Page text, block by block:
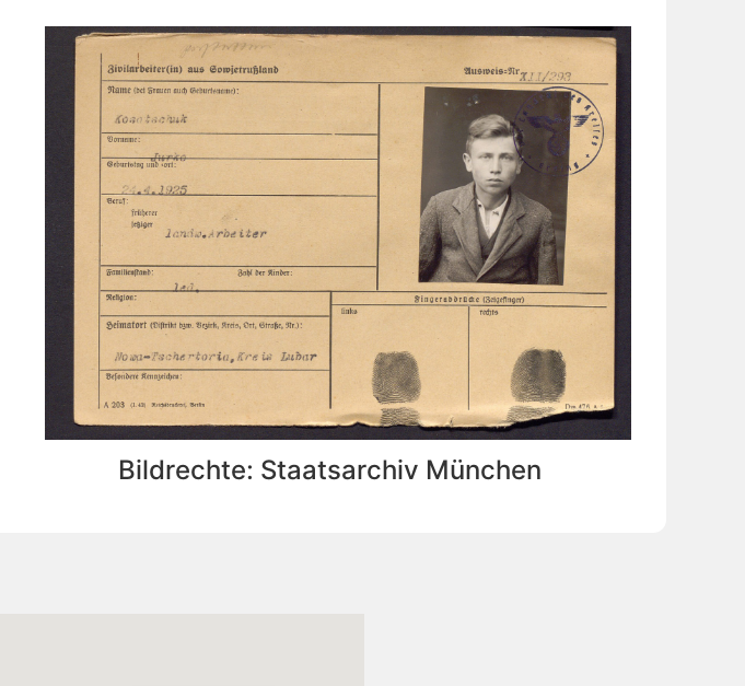
Bildrechte: Staatsarchiv München